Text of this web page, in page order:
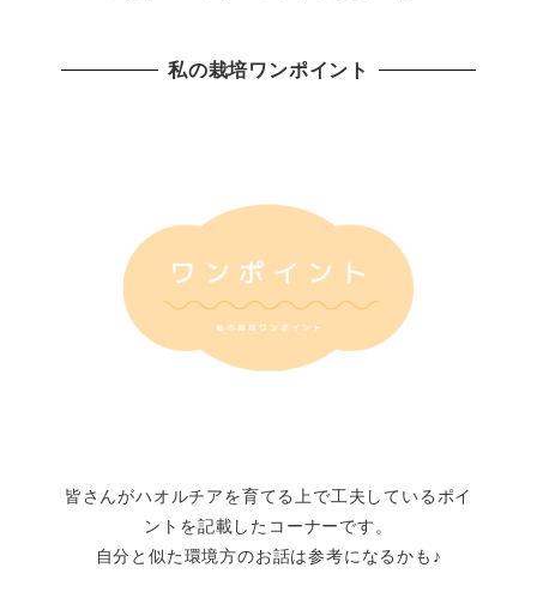
私の栽培ワンポイント
皆さんがハオルチアを育てる上で工夫しているポイ
ントを記載したコーナーです。
自分と似た環境方のお話は参考になるかも♪